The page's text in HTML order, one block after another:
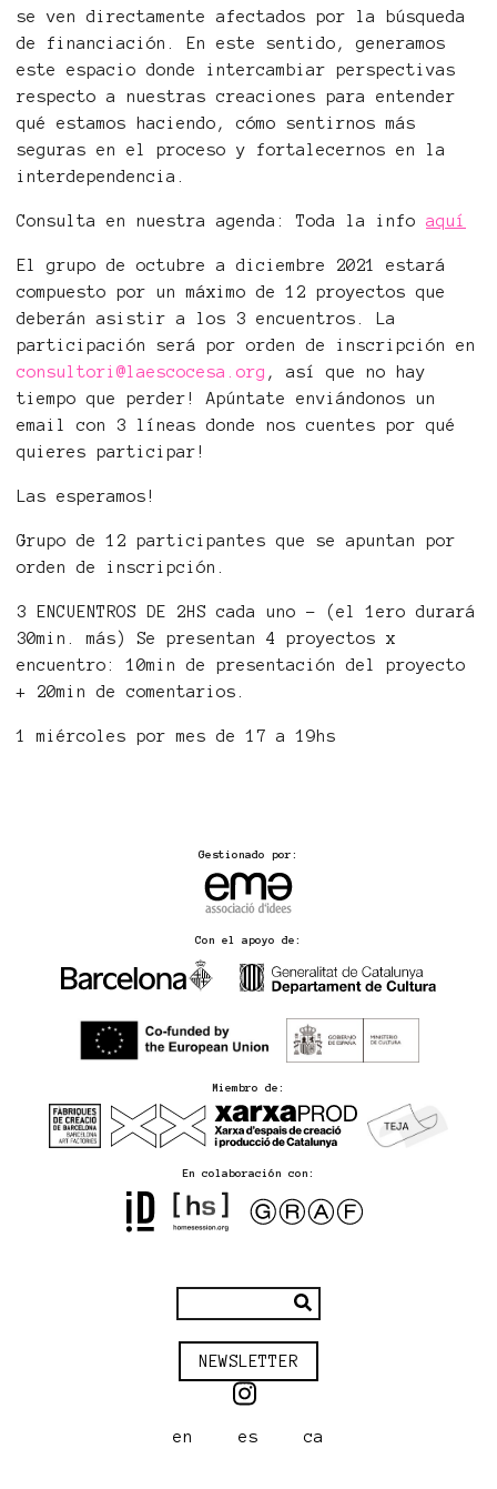
se ven directamente afectados por la búsqueda
de financiación. En este sentido, generamos
este espacio donde intercambiar perspectivas
respecto a nuestras creaciones para entender
qué estamos haciendo, cómo sentirnos más
seguras en el proceso y fortalecernos en la
interdependencia.
Consulta en nuestra agenda: Toda la info aquí
El grupo de octubre a diciembre 2021 estará
compuesto por un máximo de 12 proyectos que
deberán asistir a los 3 encuentros. La
participación será por orden de inscripción en
consultori@laescocesa.org , así que no hay
tiempo que perder! Apúntate enviándonos un
email con 3 líneas donde nos cuentes por qué
quieres participar!
Las esperamos!
Grupo de 12 participantes que se apuntan por
orden de inscripción.
3 ENCUENTROS DE 2HS cada uno - (el 1ero durará
30min. más) Se presentan 4 proyectos x
encuentro: 10min de presentación del proyecto
+ 20min de comentarios.
1 miércoles por mes de 17 a 19hs
Gestionado por:
Con el apoyo de:
Miembro de:
En colaboración con:
NEWSLETTER
en es ca